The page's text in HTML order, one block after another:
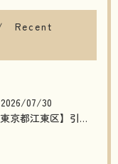
Recent
2026/07/30
【東京都江東区】引き戸の穴補修｜模様付き建具もリペアで自然な仕上がり！費用削減・短納期で対応